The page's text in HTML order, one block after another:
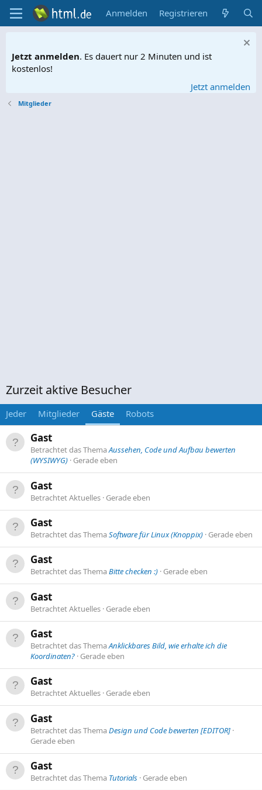
Anmelden Registrieren
Jetzt anmelden. Es dauert nur 2 Minuten und ist
kostenlos!
Jetzt anmelden
Mitglieder
Zurzeit aktive Besucher
Jeder Mitglieder Gäste Robots
Gast
Betrachtet das ThemaAussehen, Code und Aufbau bewerten
(WYSIWYG) Gerade eben
Gast
Betrachtet Aktuelles Gerade eben
Gast
Betrachtet das ThemaSoftware für Linux (Knoppix) Gerade eben
Gast
Betrachtet das ThemaBitte checken :) Gerade eben
Gast
Betrachtet Aktuelles Gerade eben
Gast
Betrachtet das ThemaAnklickbares Bild, wie erhalte ich die
Koordinaten? Gerade eben
Gast
Betrachtet Aktuelles Gerade eben
Gast
Betrachtet das ThemaDesign und Code bewerten [EDITOR]
Gerade eben
Gast
Betrachtet das Thema Tutorials Gerade eben